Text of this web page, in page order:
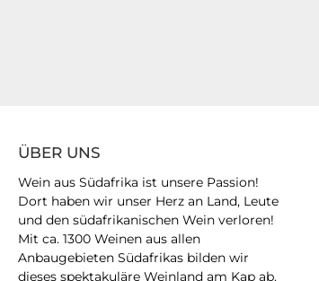
ÜBER UNS
Wein aus Südafrika ist unsere Passion!
Dort haben wir unser Herz an Land, Leute
und den südafrikanischen Wein verloren!
Mit ca. 1300 Weinen aus allen
Anbaugebieten Südafrikas bilden wir
dieses spektakuläre Weinland am Kap ab.